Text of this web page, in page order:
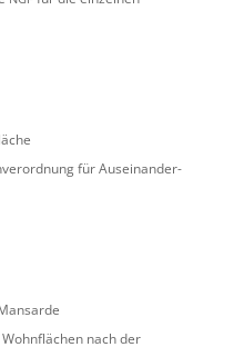
für Ausein­an­der­
nach der